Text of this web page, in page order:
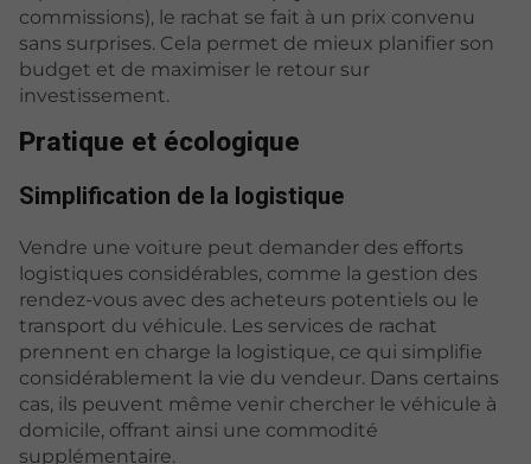
commissions), le rachat se fait à un prix convenu
sans surprises. Cela permet de mieux planifier son
budget et de maximiser le retour sur
investissement.
Pratique et écologique
Simplification de la logistique
Vendre une voiture peut demander des efforts
logistiques considérables, comme la gestion des
rendez-vous avec des acheteurs potentiels ou le
transport du véhicule. Les services de rachat
prennent en charge la logistique, ce qui simplifie
considérablement la vie du vendeur. Dans certains
cas, ils peuvent même venir chercher le véhicule à
domicile, offrant ainsi une commodité
supplémentaire.